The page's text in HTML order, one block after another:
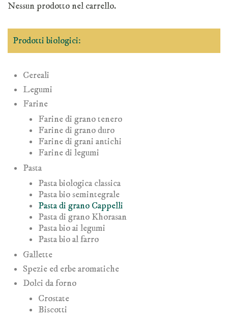
Nessun prodotto nel carrello.
Prodotti biologici:
Cereali
Legumi
Farine
Farine di grano tenero
Farine di grano duro
Farine di grani antichi
Farine di legumi
Pasta
Pasta biologica classica
Pasta bio semintegrale
Pasta di grano Cappelli
Pasta di grano Khorasan
Pasta bio ai legumi
Pasta bio al farro
Gallette
Spezie ed erbe aromatiche
Dolci da forno
Crostate
Biscotti